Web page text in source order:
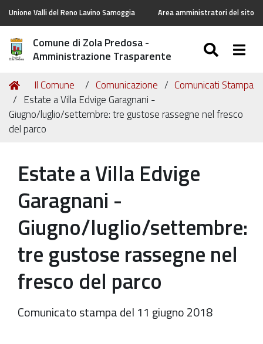
Unione Valli del Reno Lavino Samoggia Area amministratori del sito
Comune di Zola Predosa -
Amministrazione Trasparente
Tu
sei
qui:
Home
Il Comune Comunicazione
Comunicati Stampa
Estate a Villa Edvige Garagnani -
Giugno/luglio/settembre: tre gustose rassegne nel fresco
del parco
Estate a Villa Edvige
Garagnani -
Giugno/luglio/settembre:
tre gustose rassegne nel
fresco del parco
Comunicato stampa del 11 giugno 2018